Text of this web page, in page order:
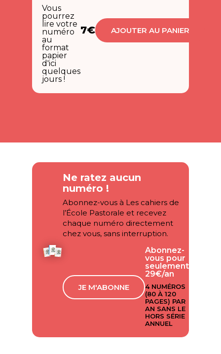
Vous
pourrez
lire votre
numéro
au
format
papier
d'ici
quelques
jours !
7€ AJOUTER AU PANIER
Ne ratez aucun
numéro !
Abonnez-vous à Les cahiers de
l’École Pastorale et recevez
chaque numéro directement
chez vous, sans interruption.
JE M'ABONNE
Abonnez-
vous pour
seulement
29€/an
4 NUMÉROS
(80 À 120
PAGES) PAR
AN SANS LE
HORS SÉRIE
ANNUEL